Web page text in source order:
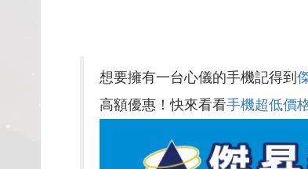
想要擁有一台心儀的手機記得到
高額優惠！快來看看手機超低價